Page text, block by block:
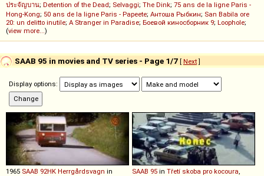
ประจัญบาน; Detention of the Dead; Selvaggi; The Dink; 75 ans de la ligne Paris -
Hong-Kong; 50 ans de la ligne Paris - Papeete; Антоша Рыбкин; San Babila ore
20: un delitto inutile; A Stranger in Paradise; Боевой киносборник 9; Loophole;
(view more...)
SAAB 95 in movies and TV series - Page 1/7 [ Next]
Display options:
1965 SAAB 92HK Herrgårdsvagn in
SAAB 95 in Třetí skoba pro kocoura